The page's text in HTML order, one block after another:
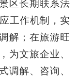
区长期联系法
工作机制，实
解；在旅游旺
为文旅企业、
调解、咨询、